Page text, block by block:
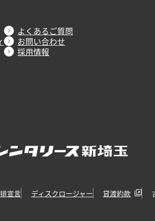
よくあるご質問
お問い合わせ
採用情報
宣言 ディスクロージャー 貸渡約款